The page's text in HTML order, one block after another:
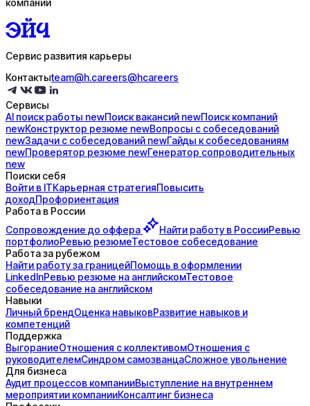
Сервис развития карьеры
Контактыteam@h.careers@hcareers
Сервисы
AI поискработы newПоисквакансий newПоисккомпаний
newКонструктор резюме newВопросы с собеседований
newЗадачи с собеседований newГайды ксобеседованиям
newПроверятор резюме newГенератор сопроводительных
new
Поиски себя
Войти в ITКарьерная стратегияПовысить
доходПрофориентация
Работа в России
Сопровождение до оффера Найти работу в РоссииРевью
портфолиоРевью резюмеТестовое собеседование
Работа за рубежом
Найти работу за границейПомощь в оформлении
LinkedInРевью резюме на английскомТестовое
собеседование на английском
Навыки
Личный брендОценка навыковРазвитие навыков и
компетенций
Поддержка
ВыгораниеОтношения с коллективомОтношения с
руководителемСиндром самозванцаСложное увольнение
Для бизнеса
Аудит процессов компанииВыступление на внутреннем
мероприятии компанииКонсалтинг бизнеса